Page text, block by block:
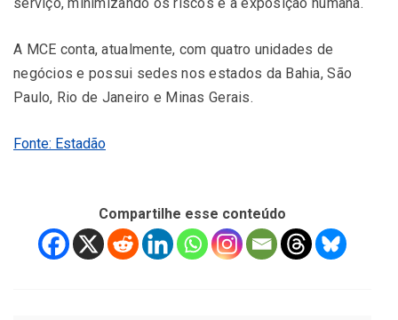
A MCE conta, atualmente, com quatro unidades de
negócios e possui sedes nos estados da Bahia, São
Paulo, Rio de Janeiro e Minas Gerais.
Fonte: Estadão
Compartilhe esse conteúdo